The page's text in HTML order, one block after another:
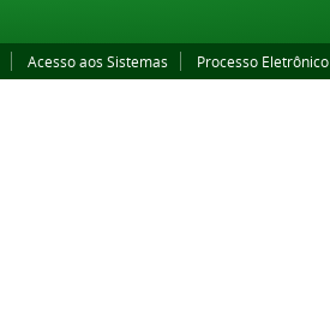
Acesso aos Sistemas Processo Eletrônico